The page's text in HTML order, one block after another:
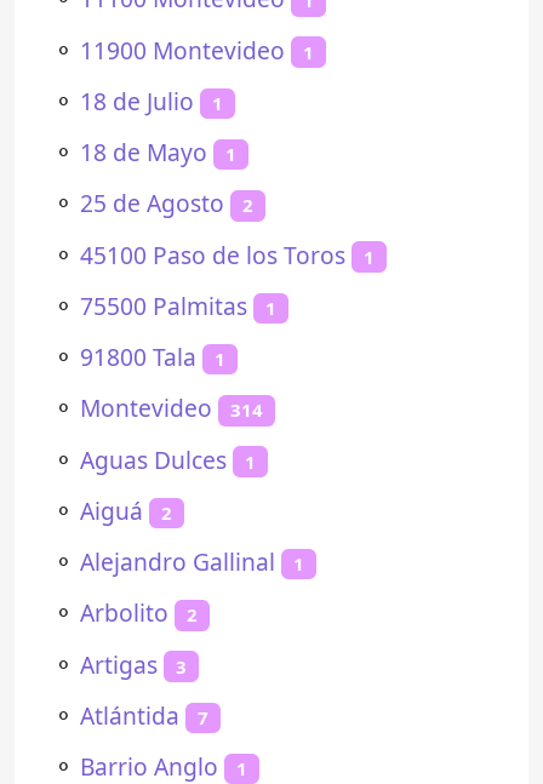
⚬ 11900 Montevideo 1
⚬ 18 de Julio 1
⚬ 18 de Mayo 1
⚬ 25 de Agosto 2
⚬ 45100 Paso de los Toros 1
⚬ 75500 Palmitas 1
⚬ 91800 Tala 1
⚬ Montevideo 314
⚬ Aguas Dulces 1
⚬ Aiguá 2
⚬ Alejandro Gallinal 1
⚬ Arbolito 2
⚬ Artigas 3
⚬ Atlántida 7
⚬ Barrio Anglo 1